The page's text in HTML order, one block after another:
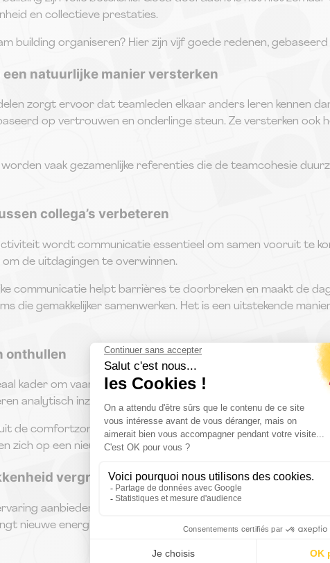
en collectieve prestaties.
building organiseren? Hier zijn vijf goede redenen,
een natuurlijke manier versterken
zorgt ervoor dat teamleden elkaar anders leren kennen
op vertrouwen en onderlinge steun. Ze versterken
vaak gezamenlijke referenties die de teamcohesie
collega’s verbeteren
wordt communicatie essentieel om samen vooruit te
de uitdagingen te overwinnen.
communicatie helpt barrières te doorbreken en maakt de
die gemakkelijker samenwerken. Het is een uitstekende
onthullen
kader om vaardigheden zichtbaar te maken die in het
analytisch inzicht, creativiteit of stressbestendigheid.
de comfortzone stappen stimuleert initiatief, het vermogen
zich op een nieuwe manier uiten. Zo kan het hele team
vergroten
aanbieden is ook een manier om het geleverde werk
nieuwe energie en enthousiasme. Het herinnert iedereen